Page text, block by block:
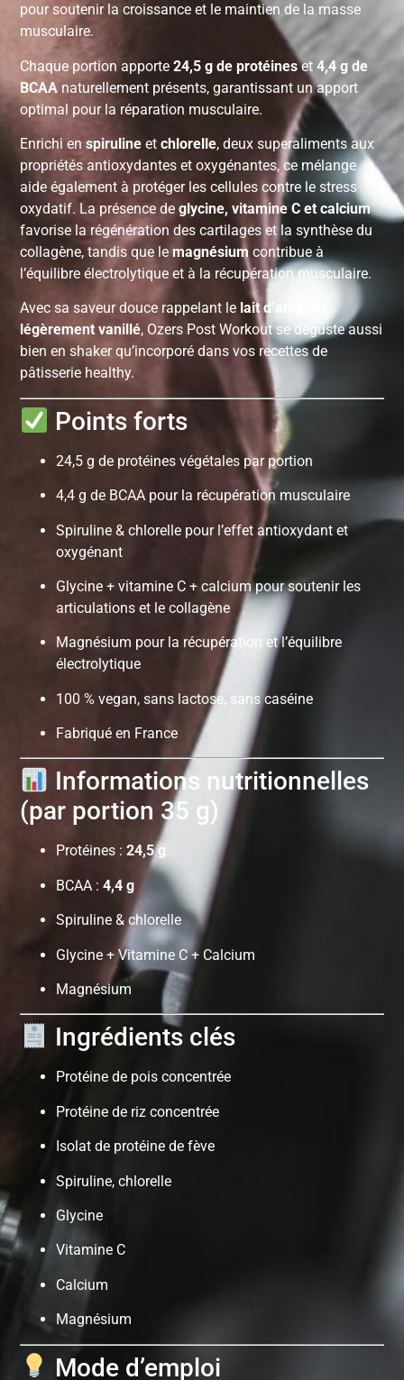
pour soutenir la croissance et le maintien de la masse
musculaire.
Chaque portion apporte24,5 g de protéineset4,4 g de
BCAA naturellement présents, garantissant un apport
optimal pour la réparation musculaire.
Enrichi enspiruline etchlorelle, deux superaliments aux
propriétés antioxydantes et oxygénantes, ce mélange
aide également à protéger les cellules contre le stress
oxydatif. La présence deglycine, vitamine C et calcium
favorise la régénération des cartilages et la synthèse du
collagène, tandis que lemagnésium contribue à
l’équilibre électrolytique et à la récupération musculaire.
Avec sa saveur douce rappelant le lait d’amande
légèrement vanillé, Ozers Post Workout se déguste aussi
bien en shaker qu’incorporé dans vos recettes de
pâtisserie healthy.
Points forts
24,5 g de protéines végétales par portion
4,4 g de BCAA pour la récupération musculaire
Spiruline & chlorelle pour l’effet antioxydant et
oxygénant
Glycine + vitamine C + calcium pour soutenir les
articulations et le collagène
Magnésium pour la récupération et l’équilibre
électrolytique
100 % vegan, sans lactose, sans caséine
Fabriqué en France
Informations nutritionnelles
(par portion 35 g)
Protéines :24,5 g
BCAA :4,4 g
Spiruline & chlorelle
Glycine + Vitamine C + Calcium
Magnésium
Ingrédients clés
Protéine de pois concentrée
Protéine de riz concentrée
Isolat de protéine de fève
Spiruline, chlorelle
Glycine
Vitamine C
Calcium
Magnésium
Mode d’emploi